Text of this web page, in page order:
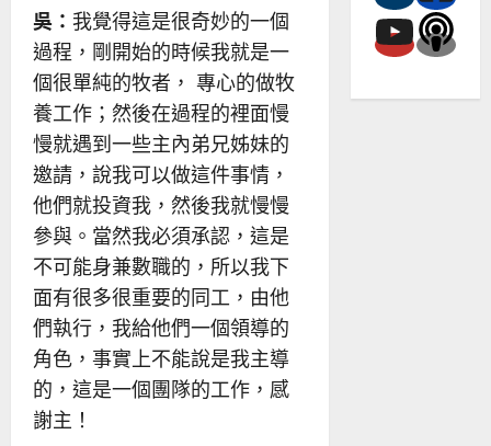
吳： 我覺得這是很奇妙的一個
過程，剛開始的時候我就是一
個很單純的牧者， 專心的做牧
養工作；然後在過程的裡面慢
慢就遇到一些主內弟兄姊妹的
邀請，說我可以做這件事情，
他們就投資我，然後我就慢慢
參與。當然我必須承認，這是
不可能身兼數職的，所以我下
面有很多很重要的同工，由他
們執行，我給他們一個領導的
角色，事實上不能說是我主導
的，這是一個團隊的工作，感
謝主！